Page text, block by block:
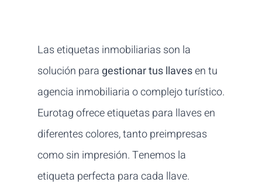
Las etiquetas inmobiliarias son la
solución paragestionar tus llavesen tu
agencia inmobiliaria o complejo turístico.
Eurotag ofrece etiquetas para llaves en
diferentes colores, tanto preimpresas
como sin impresión. Tenemos la
etiqueta perfecta para cada llave.